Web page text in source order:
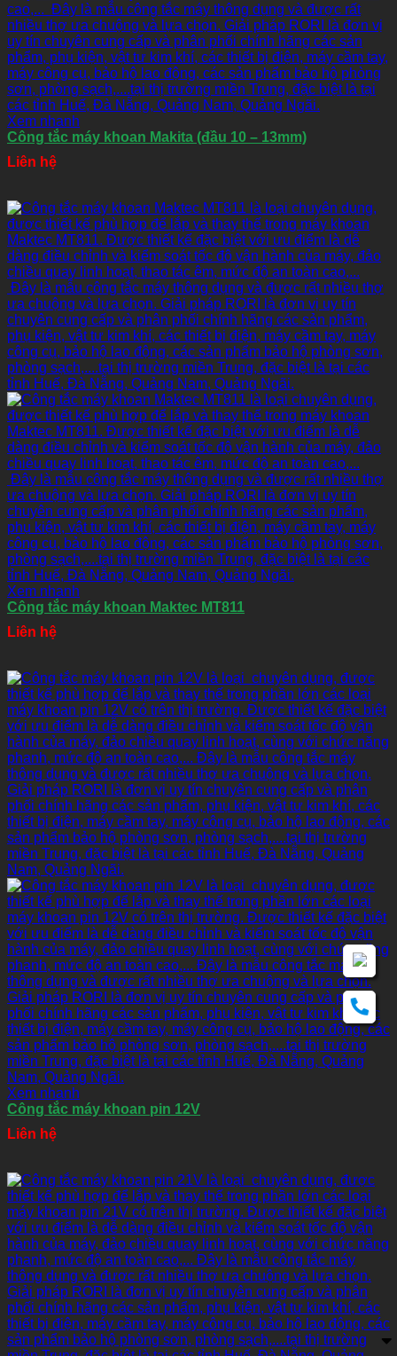
Xem nhanh
Công tắc máy khoan Makita (đầu 10 – 13mm)
Liên hệ
Xem nhanh
Công tắc máy khoan Maktec MT811
Liên hệ
Xem nhanh
Công tắc máy khoan pin 12V
Liên hệ